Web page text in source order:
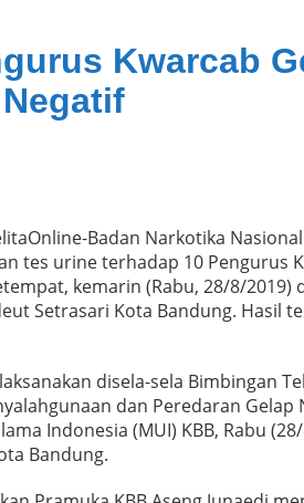
Kwarcab
Badan Narkotika
tes urine terhadap 10 Pengurus
kemarin (Rabu, 28/8/2019)
Setrasari Kota Bandung. Hasil
disela-sela Bimbingan
dan Peredaran Gelap
Indonesia (MUI) KBB, Rabu
Bandung.